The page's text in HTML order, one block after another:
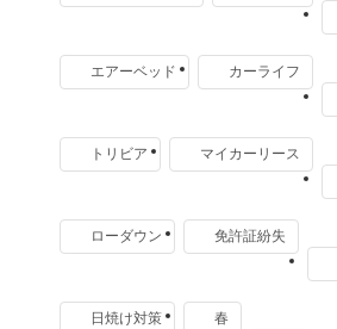
エアーベッド
カーライフ
トリビア
マイカーリース
ローダウン
免許証紛失
日焼け対策
春